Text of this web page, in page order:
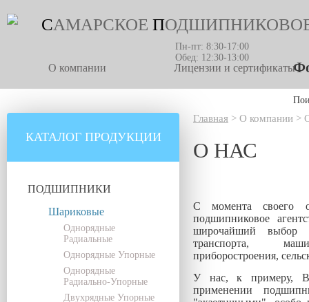
САМАРСКОЕ П
Пн-пт: 8:30-17:00
Обед: 12:30-13:00
О компании Лицензии и сертификаты
КАТАЛОГ ПРОДУКЦИИ
ПОДШИПНИКИ
Шариковые
Однорядные
Радиальные
Однорядные Упорные
Однорядные
Радиально-Упорные
Двухрядные Упорные
Главная > О компании >
О НАС
С момента своего
подшипниковое
широчайший выбор
транспорта,
приборостроения,
У нас, к примеру,
применении